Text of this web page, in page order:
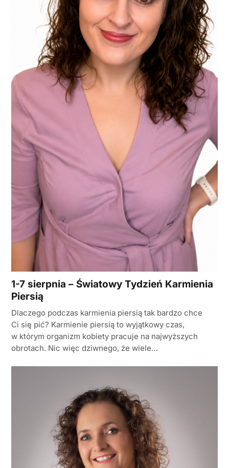
1-7 sierpnia – Światowy Tydzień Karmienia
Piersią
Dlaczego podczas karmienia piersią tak bardzo chce
Ci się pić? Karmienie piersią to wyjątkowy czas,
w którym organizm kobiety pracuje na najwyższych
obrotach. Nic więc dziwnego, że wiele…